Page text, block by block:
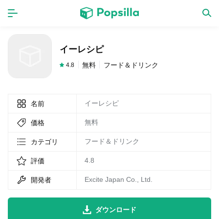
新作
LINE無料スタンプ
無料猫ミーム
イーレシピ
4.8 無料 フード＆ドリンク
名前 イーレシピ
価格 無料
カテゴリ フード＆ドリンク
評価 4.8
開発者 Excite Japan Co., Ltd.
ダウンロード